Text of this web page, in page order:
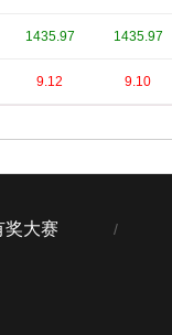
1435.97 1435.97
9.12 9.10
奖大赛 /